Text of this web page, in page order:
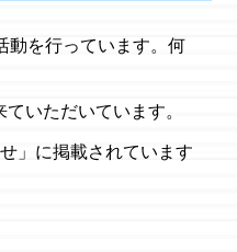
動を行っています。何
いただいています。
」に掲載されています